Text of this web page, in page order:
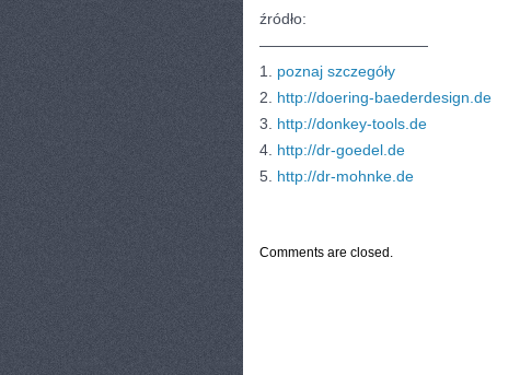
źródło:
———————————
1. poznaj szczegóły
2. http://doering-baederdesign.de
3. http://donkey-tools.de
4. http://dr-goedel.de
5. http://dr-mohnke.de
Comments are closed.